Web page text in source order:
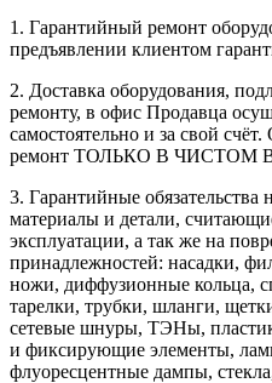
1. Гарантийный ремонт
предъявлении клиентом
2. Доставка оборудования,
ремонту, в офис Продавца
самостоятельно и за свой
ремонт ТОЛЬКО В ЧИСТОМ
3. Гарантийные обязательства
материалы и детали,
эксплуатации, а так же на
принадлежностей: насадки,
ножи, диффузионные кольца,
тарелки, трубки, шланги,
сетевые шнуры, ТЭНы,
и фиксирующие элементы,
флуоресцентные дампы,